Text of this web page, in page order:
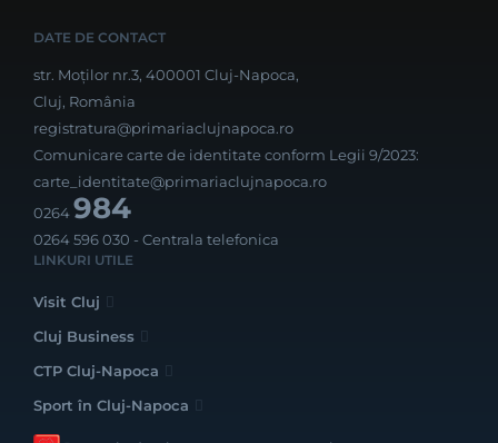
DATE DE CONTACT
str. Moților nr.3, 400001 Cluj-Napoca,
Cluj, România
registratura@primariaclujnapoca.ro
Comunicare carte de identitate conform Legii 9/2023:
carte_identitate@primariaclujnapoca.ro
0264984
0264 596 030 - Centrala telefonica
LINKURI UTILE
Visit Cluj
Cluj Business
CTP Cluj-Napoca
Sport în Cluj-Napoca